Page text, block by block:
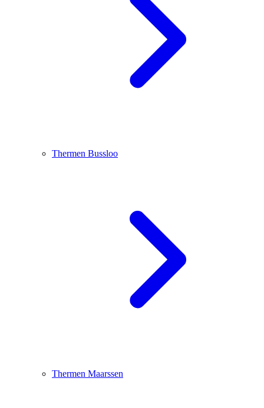
Thermen Bussloo
Thermen Maarssen